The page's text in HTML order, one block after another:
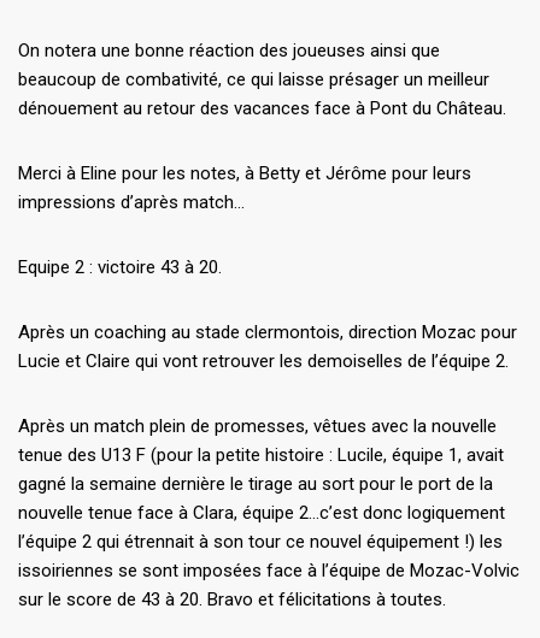
On notera une bonne réaction des joueuses ainsi que
beaucoup de combativité, ce qui laisse présager un meilleur
dénouement au retour des vacances face à Pont du Château.
Merci à Eline pour les notes, à Betty et Jérôme pour leurs
impressions d’après match…
Equipe 2 : victoire 43 à 20.
Après un coaching au stade clermontois, direction Mozac pour
Lucie et Claire qui vont retrouver les demoiselles de l’équipe 2.
Après un match plein de promesses, vêtues avec la nouvelle
tenue des U13 F (pour la petite histoire : Lucile, équipe 1, avait
gagné la semaine dernière le tirage au sort pour le port de la
nouvelle tenue face à Clara, équipe 2…c’est donc logiquement
l’équipe 2 qui étrennait à son tour ce nouvel équipement !) les
issoiriennes se sont imposées face à l’équipe de Mozac-Volvic
sur le score de 43 à 20. Bravo et félicitations à toutes.